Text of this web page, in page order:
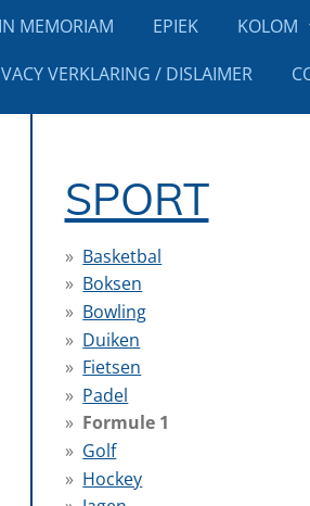
IN MEMORIAM EPIEK
KOLOM
VERKLARING / DISLAIMER
SPORT
Basketbal
Boksen
Bowling
Duiken
Fietsen
Padel
Formule 1
Golf
Hockey